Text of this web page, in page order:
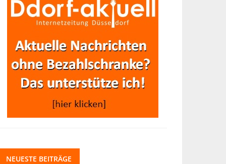
NEUESTE BEITRÄGE